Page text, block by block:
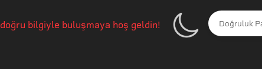
doğru bilgiyle buluşmaya hoş geldin!